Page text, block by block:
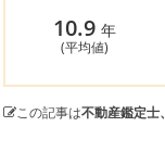
10.9 年
(平均値)
この記事は不動産鑑定士